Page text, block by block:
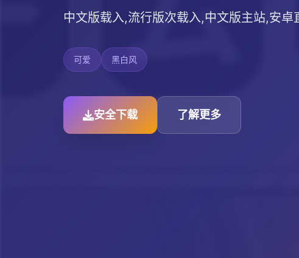
中文版载入,流行版次载入,中文版主站,安卓
可爱 黑白风
安全下载 了解更多